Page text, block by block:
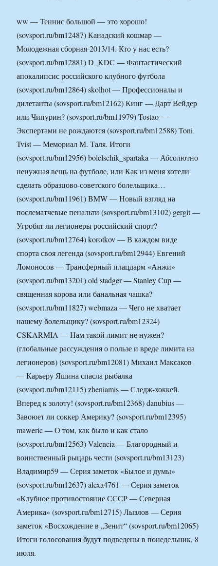
ww — Теннис большой — это хорошо!
(sovsport.ru/bm12487) Канадский кошмар —
Молодежная сборная-2013/14. Кто у нас есть?
(sovsport.ru/bm12881) D_KDC — Фантастический
апокалипсис российского клубного футбола
(sovsport.ru/bm12864) skolhot — Профессионалы и
дилетанты (sovsport.ru/bm12162) Кинг — Дарт Вейдер
или Чипурин? (sovsport.ru/bm11979) Tostao —
Экспертами не рождаются (sovsport.ru/bm12588) Toni
Tvist — Мемориал М. Таля. Итоги
(sovsport.ru/bm12956) bolelschik_spartaka — Абсолютно
ненужная вещь на футболе, или Как из меня хотели
сделать образцово-советского болельщика…
(sovsport.ru/bm11961) BMW — Новый взгляд на
послематчевые пенальти (sovsport.ru/bm13102) gergit —
Угробят ли легионеры российский спорт?
(sovsport.ru/bm12764) korotkov — В каждом виде
спорта своя легенда (sovsport.ru/bm12944) Евгений
Ломоносов — Трансферный плацдарм «Анжи»
(sovsport.ru/bm13201) old stadger — Stanley Cup —
священная корова или банальная чашка?
(sovsport.ru/bm11827) webmaza — Чего не хватает
нашему болельщику? (sovsport.ru/bm12324)
CSKARMIA — Нам такой лимит не нужен?
(глобальные рассуждения о пользе и вреде лимита на
легионеров) (sovsport.ru/bm12081) Михаил Максаков
— Карьеру Яшина спасла рыбалка
(sovsport.ru/bm12115) zheniamis — Следж-хоккей.
Вперед к золоту! (sovsport.ru/bm12368) danubius —
Завоюет ли соккер Америку? (sovsport.ru/bm12395)
maweric — О том, как было и как стало
(sovsport.ru/bm12563) Valencia — Благородный и
воинственный рыцарь чести (sovsport.ru/bm13123)
Владимир59 — Серия заметок «Былое и думы»
(sovsport.ru/bm12637) alexa4761 — Серия заметок
«Клубное противостояние СССР — Северная
Америка» (sovsport.ru/bm12715) Лызлов — Серия
заметок «Восхождение в „Зенит“ (sovsport.ru/bm12065)
Итоги голосования будут подведены в понедельник, 8
июля.